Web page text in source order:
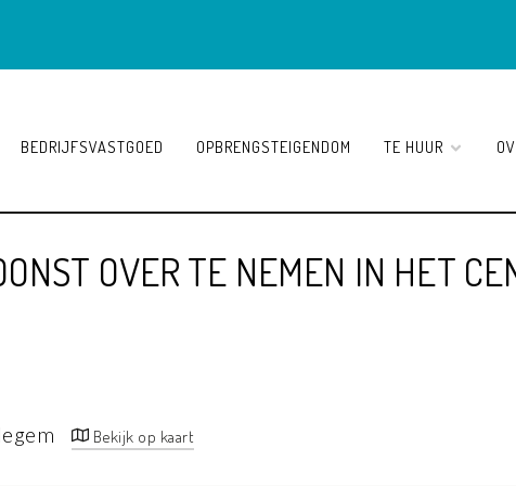
BEDRIJFSVASTGOED OPBRENGSTEIGENDOM TE HUUR
OVER TE NEMEN IN HET
Bekijk op kaart